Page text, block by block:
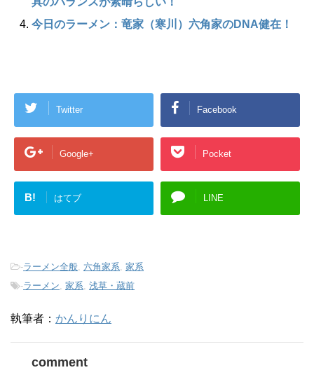
今日のラーメン：竜家（寒川）六角家のDNA健在！
Twitter Facebook
Google+ Pocket
B! はてブ LINE
-ラーメン全般 六角家系 家系
-ラーメン 家系 浅草・蔵前
執筆者： かんりにん
comment